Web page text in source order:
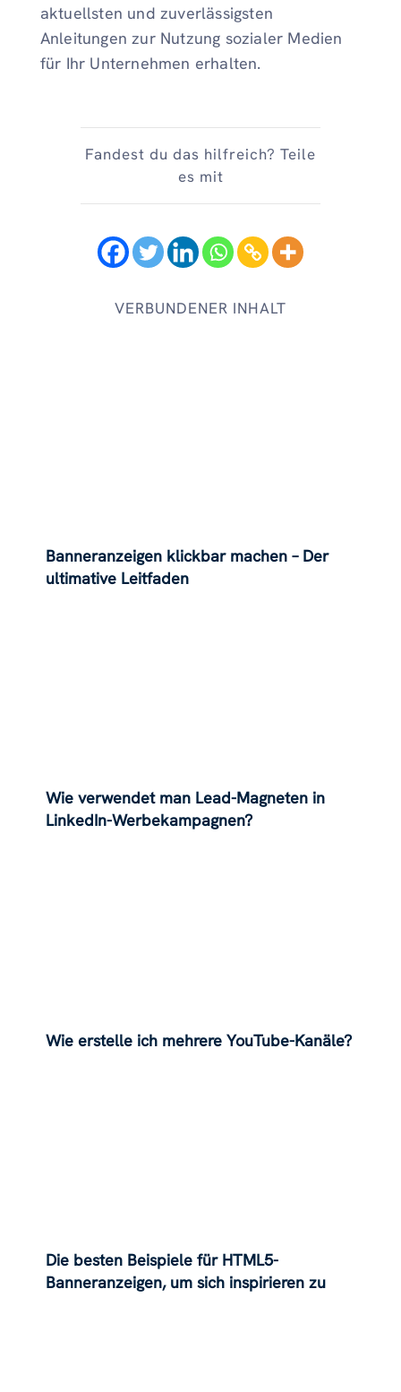
aktuellsten und zuverlässigsten
Anleitungen zur Nutzung sozialer Medien
für Ihr Unternehmen erhalten.
Fandest du das hilfreich? Teile
es mit
VERBUNDENER INHALT
Banneranzeigen klickbar machen – Der
ultimative Leitfaden
Wie verwendet man Lead-Magneten in
LinkedIn-Werbekampagnen?
Wie erstelle ich mehrere YouTube-Kanäle?
Die besten Beispiele für HTML5-
Banneranzeigen, um sich inspirieren zu